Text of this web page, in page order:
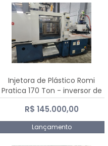
Injetora de Plástico Romi
Pratica 170 Ton - inversor de
frequência NR 12
R$ 145.000,00
Lançamento